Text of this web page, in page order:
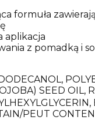
formuła
aplikacja
z pomadką i
SEED OIL,
PEUT